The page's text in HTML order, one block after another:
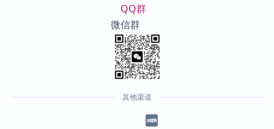
QQ群
微信群
其他渠道